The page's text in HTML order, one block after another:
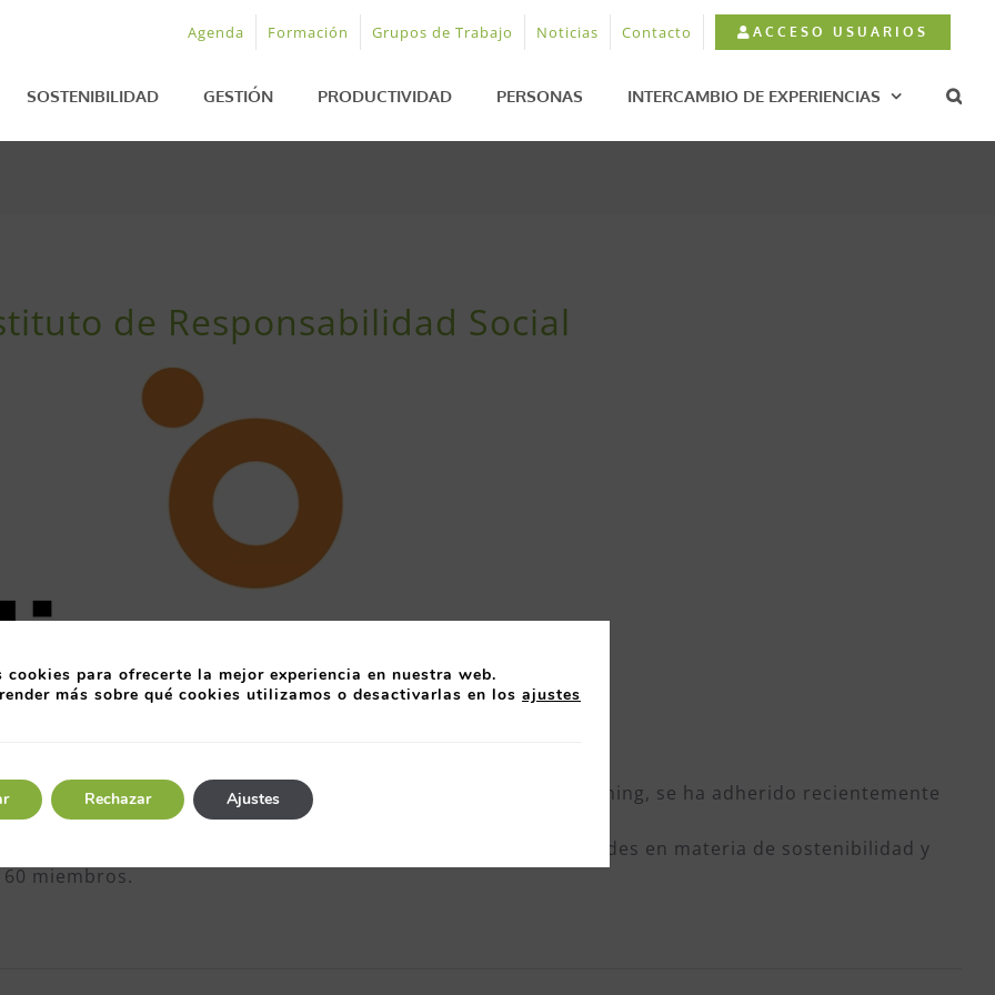
Agenda Formación Grupos de Trabajo Noticias Contacto ACCESO USUARIOS
SOSTENIBILIDAD GESTIÓN PRODUCTIVIDAD PERSONAS INTERCAMBIO DE EXPERIENCIAS
de Responsabilidad Social
de formación, tanto en modalidad presencial como e-Learning, se ha adherido recientemente
de Calidad.
del
para la promoción y desarrollo de actividades en materia de sostenibilidad y
miembros.
cookies para ofrecerte la mejor experiencia en nuestra web.
más sobre qué cookies utilizamos o desactivarlas en los ajustes
Rechazar Ajustes